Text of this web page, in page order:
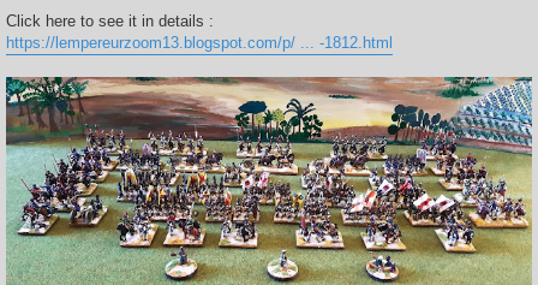
Click here to see it in details :
https://lempereurzoom13.blogspot.com/p/ ... -1812.html